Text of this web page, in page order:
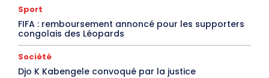
Sport
FIFA : remboursement annoncé pour les supporters
congolais des Léopards
Société
Djo K Kabengele convoqué par la justice